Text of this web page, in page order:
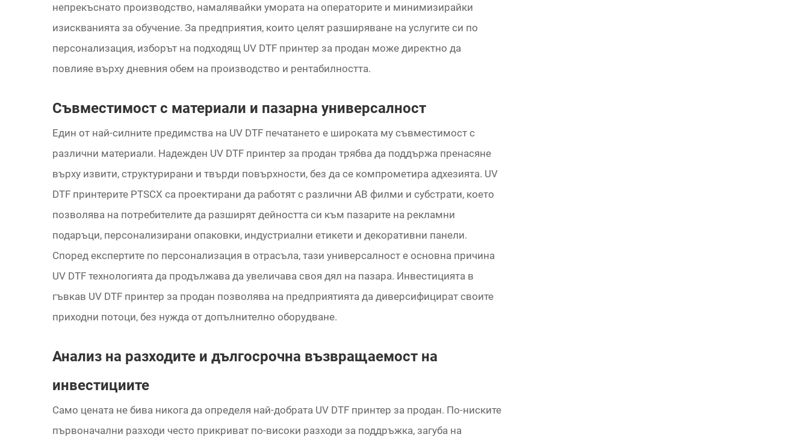
непрекъснато производство, намалявайки умората на операторите и минимизирайки
изискванията за обучение. За предприятия, които целят разширяване на услугите си по
персонализация, изборът на подходящ UV DTF принтер за продан може директно да
повлияе върху дневния обем на производство и рентабилността.
Съвместимост с материали и пазарна универсалност
Един от най-силните предимства на UV DTF печатането е широката му съвместимост с
различни материали. Надежден UV DTF принтер за продан трябва да поддържа пренасяне
върху извити, структурирани и твърди повърхности, без да се компрометира адхезията. UV
DTF принтерите PTSCX са проектирани да работят с различни AB филми и субстрати, което
позволява на потребителите да разширят дейността си към пазарите на рекламни
подаръци, персонализирани опаковки, индустриални етикети и декоративни панели.
Според експертите по персонализация в отрасъла, тази универсалност е основна причина
UV DTF технологията да продължава да увеличава своя дял на пазара. Инвестицията в
гъвкав UV DTF принтер за продан позволява на предприятията да диверсифицират своите
приходни потоци, без нужда от допълнително оборудване.
Анализ на разходите и дългосрочна възвращаемост на
инвестициите
Само цената не бива никога да определя най-добрата UV DTF принтер за продан. По-ниските
първоначални разходи често прикриват по-високи разходи за поддръжка, загуба на